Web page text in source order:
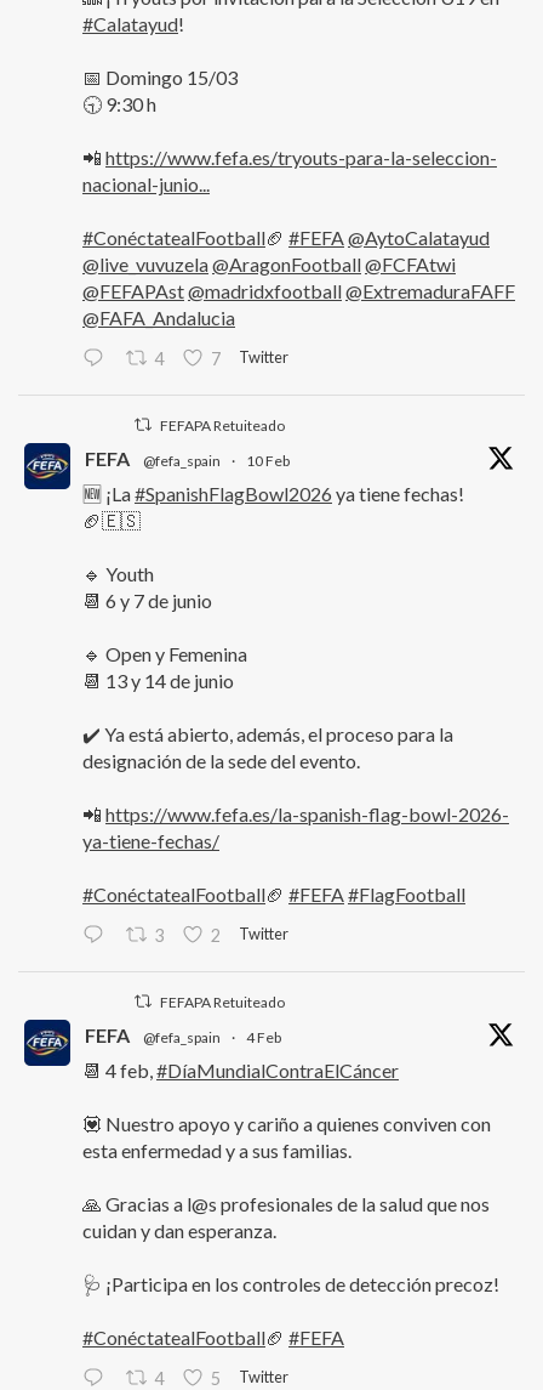
#Calatayud!
📅 Domingo 15/03
🕤 9:30 h
📲 https://www.fefa.es/tryouts-para-la-seleccion-
nacional-junio...
#ConéctatealFootball🏈 #FEFA@AytoCalatayud
@live_vuvuzela@AragonFootball@FCFAtwi
@FEFAPAst@madridxfootball@ExtremaduraFAFF
@FAFA_Andalucia
4 7 Twitter
FEFAPA Retuiteado
FEFA @fefa_spain · 10 Feb
🆕 ¡La#SpanishFlagBowl2026 ya tiene fechas!
🏈🇪🇸
🔹 Youth
📆 6 y 7 de junio
🔹 Open y Femenina
📆 13 y 14 de junio
✔️ Ya está abierto, además, el proceso para la
designación de la sede del evento.
📲 https://www.fefa.es/la-spanish-flag-bowl-2026-
ya-tiene-fechas/
#ConéctatealFootball🏈 #FEFA#FlagFootball
3 2 Twitter
FEFAPA Retuiteado
FEFA @fefa_spain · 4 Feb
📆 4 feb,#DíaMundialContraElCáncer
💟 Nuestro apoyo y cariño a quienes conviven con
esta enfermedad y a sus familias.
🙏 Gracias a l@s profesionales de la salud que nos
cuidan y dan esperanza.
🩺 ¡Participa en los controles de detección precoz!
#ConéctatealFootball🏈 #FEFA
4 5 Twitter